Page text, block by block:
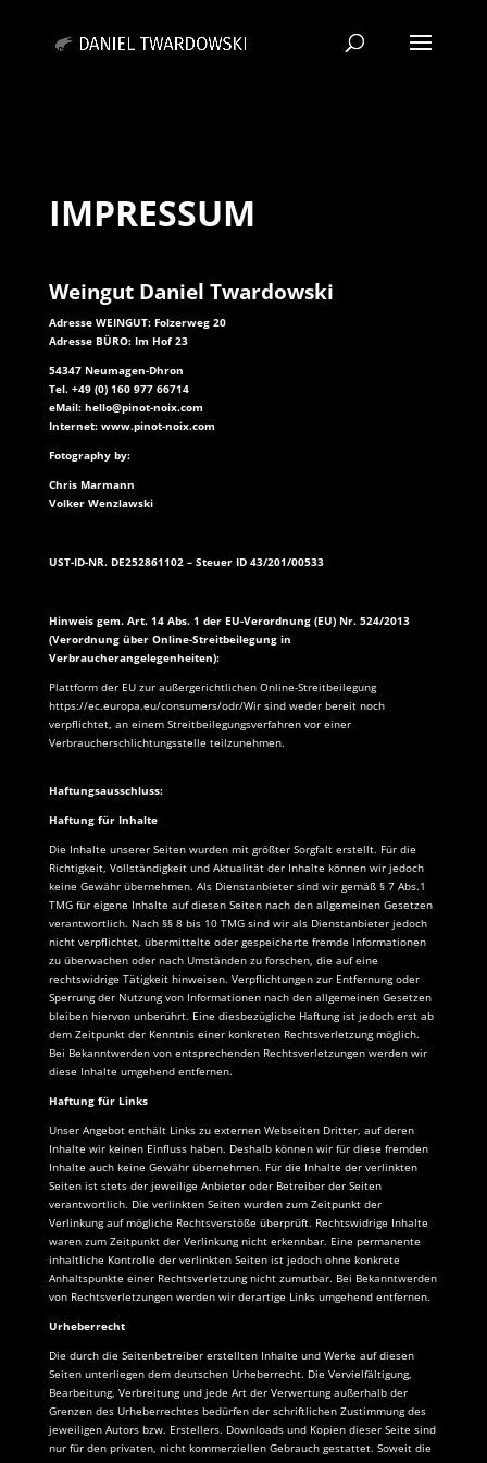
IMPRESSUM
Weingut Daniel Twardowski
Adresse WEINGUT: Folzerweg 20
Adresse BÜRO: Im Hof 23
54347 Neumagen-Dhron
Tel. +49 (0) 160 977 66714
eMail: hello@pinot-noix.com
Internet: www.pinot-noix.com
Fotography by:
Chris Marmann
Volker Wenzlawski
UST-ID-NR. DE252861102 – Steuer ID 43/201/00533
Hinweis gem. Art. 14 Abs. 1 der EU-Verordnung (EU) Nr. 524/2013
(Verordnung über Online-Streitbeilegung in
Verbraucherangelegenheiten):
Plattform der EU zur außergerichtlichen Online-Streitbeilegung
https://ec.europa.eu/consumers/odr/Wir sind weder bereit noch
verpflichtet, an einem Streitbeilegungsverfahren vor einer
Verbraucherschlichtungsstelle teilzunehmen.
Haftungsausschluss:
Haftung für Inhalte
Die Inhalte unserer Seiten wurden mit größter Sorgfalt erstellt. Für die
Richtigkeit, Vollständigkeit und Aktualität der Inhalte können wir jedoch
keine Gewähr übernehmen. Als Dienstanbieter sind wir gemäß § 7 Abs.1
TMG für eigene Inhalte auf diesen Seiten nach den allgemeinen Gesetzen
verantwortlich. Nach §§ 8 bis 10 TMG sind wir als Dienstanbieter jedoch
nicht verpflichtet, übermittelte oder gespeicherte fremde Informationen
zu überwachen oder nach Umständen zu forschen, die auf eine
rechtswidrige Tätigkeit hinweisen. Verpflichtungen zur Entfernung oder
Sperrung der Nutzung von Informationen nach den allgemeinen Gesetzen
bleiben hiervon unberührt. Eine diesbezügliche Haftung ist jedoch erst ab
dem Zeitpunkt der Kenntnis einer konkreten Rechtsverletzung möglich.
Bei Bekanntwerden von entsprechenden Rechtsverletzungen werden wir
diese Inhalte umgehend entfernen.
Haftung für Links
Unser Angebot enthält Links zu externen Webseiten Dritter, auf deren
Inhalte wir keinen Einfluss haben. Deshalb können wir für diese fremden
Inhalte auch keine Gewähr übernehmen. Für die Inhalte der verlinkten
Seiten ist stets der jeweilige Anbieter oder Betreiber der Seiten
verantwortlich. Die verlinkten Seiten wurden zum Zeitpunkt der
Verlinkung auf mögliche Rechtsverstöße überprüft. Rechtswidrige Inhalte
waren zum Zeitpunkt der Verlinkung nicht erkennbar. Eine permanente
inhaltliche Kontrolle der verlinkten Seiten ist jedoch ohne konkrete
Anhaltspunkte einer Rechtsverletzung nicht zumutbar. Bei Bekanntwerden
von Rechtsverletzungen werden wir derartige Links umgehend entfernen.
Urheberrecht
Die durch die Seitenbetreiber erstellten Inhalte und Werke auf diesen
Seiten unterliegen dem deutschen Urheberrecht. Die Vervielfältigung,
Bearbeitung, Verbreitung und jede Art der Verwertung außerhalb der
Grenzen des Urheberrechtes bedürfen der schriftlichen Zustimmung des
jeweiligen Autors bzw. Erstellers. Downloads und Kopien dieser Seite sind
nur für den privaten, nicht kommerziellen Gebrauch gestattet. Soweit die